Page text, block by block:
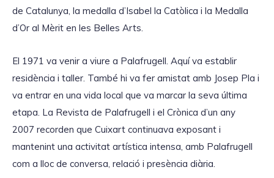
de Catalunya, la medalla d’Isabel la Catòlica i la Medalla
d’Or al Mèrit en les Belles Arts.
El 1971 va venir a viure a Palafrugell. Aquí va establir
residència i taller. També hi va fer amistat amb Josep Pla i
va entrar en una vida local que va marcar la seva última
etapa. La Revista de Palafrugell i el Crònica d’un any
2007 recorden que Cuixart continuava exposant i
mantenint una activitat artística intensa, amb Palafrugell
com a lloc de conversa, relació i presència diària.